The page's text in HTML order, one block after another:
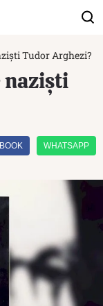
Tudor Arghezi?
naziști
WHATSAPP